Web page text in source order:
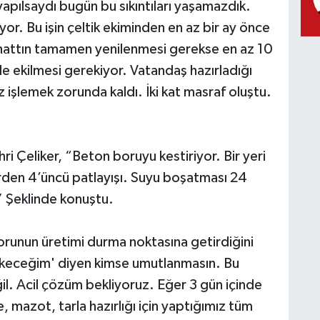
bugün bu sıkıntıları yaşamazdık.
Bu işin çeltik ekiminden en az bir ay önce
tamamen yenilenmesi gerekse en az 10
gerekiyor. Vatandaş hazırladığı
işlemek zorunda kaldı. İki kat masraf oluştu.
Çeliker, “Beton boruyu kestiriyor. Bir yeri
4’üncü patlayışı. Suyu boşatması 24
Şeklinde konuştu.
üretimi durma noktasına getirdiğini
diyen kimse umutlanmasın. Bu
Acil çözüm bekliyoruz. Eğer 3 gün içinde
tarla hazırlığı için yaptığımız tüm